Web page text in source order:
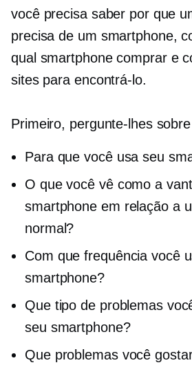
você precisa saber por que
precisa de um smartphone,
qual smartphone comprar e
sites para encontrá-lo.
Primeiro, pergunte-lhes
Para que você usa seu
O que você vê como a
smartphone em relação a
normal?
Com que frequência você
smartphone?
Que tipo de problemas
seu smartphone?
Que problemas você